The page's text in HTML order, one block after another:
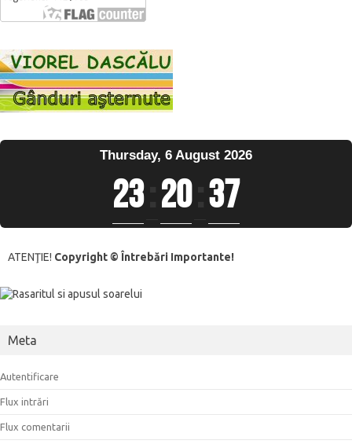
Thursday, 6 August 2026
23 20 37
ATENŢIE! Copyright © Întrebări Importante!
Meta
Autentificare
Flux intrări
Flux comentarii